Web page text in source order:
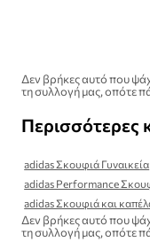
Δεν βρήκες αυτό που
τη συλλογή μας, οπότε
Περισσότερες
adidas Σκουφιά Γυναικεία
adidas Performance
adidas Σκουφιά και
Δεν βρήκες αυτό που
τη συλλογή μας, οπότε